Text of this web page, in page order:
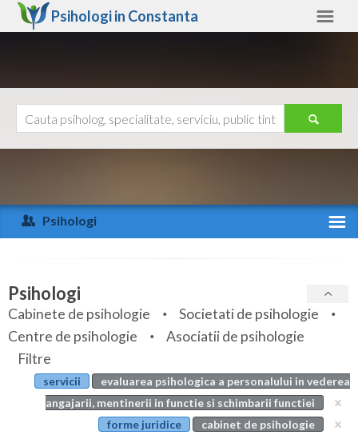
Psihologi in Constanta
Arad
Arges
Bihor
Bistrita-Nasaud
Botosani
Braila
Ajutor
Psihologi
Specialitati
Servicii
Articole
Evenimente
Psihologi
Cabinete de psihologie
Societati de psihologie
Centre de psihologie
Asociatii de psihologie
Filtre
servicii
evaluarea psihologica a personalului in vederea
angajarii, mentinerii in functie si schimbarii functiei
forme juridice
cabinet de psihologie